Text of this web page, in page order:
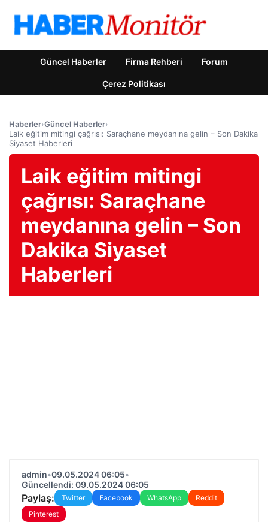
Güncel Haberler Firma Rehberi Forum
Çerez Politikası
Haberler›Güncel Haberler›
Laik eğitim mitingi çağrısı: Saraçhane meydanına gelin – Son Dakika
Siyaset Haberleri
Laik eğitim mitingi
çağrısı: Saraçhane
meydanına gelin – Son
Dakika Siyaset
Haberleri
admin•09.05.2024 06:05•
Güncellendi: 09.05.2024 06:05
Paylaş: Twitter Facebook WhatsApp
Reddit
Pinterest